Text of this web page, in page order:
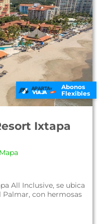
Abonos
Flexibles
Ixtapa
All Inclusive, se ubica
Palmar, con hermosas